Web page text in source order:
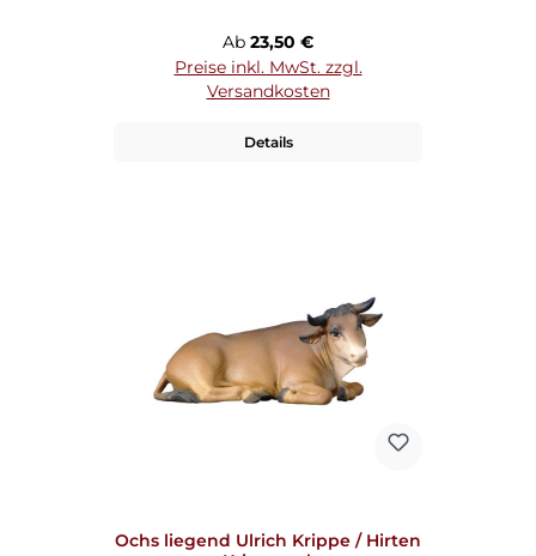
Regulärer Preis:
Ab 23,50 €
Preise inkl. MwSt. zzgl.
Versandkosten
Details
Ochs liegend Ulrich Krippe / Hirten